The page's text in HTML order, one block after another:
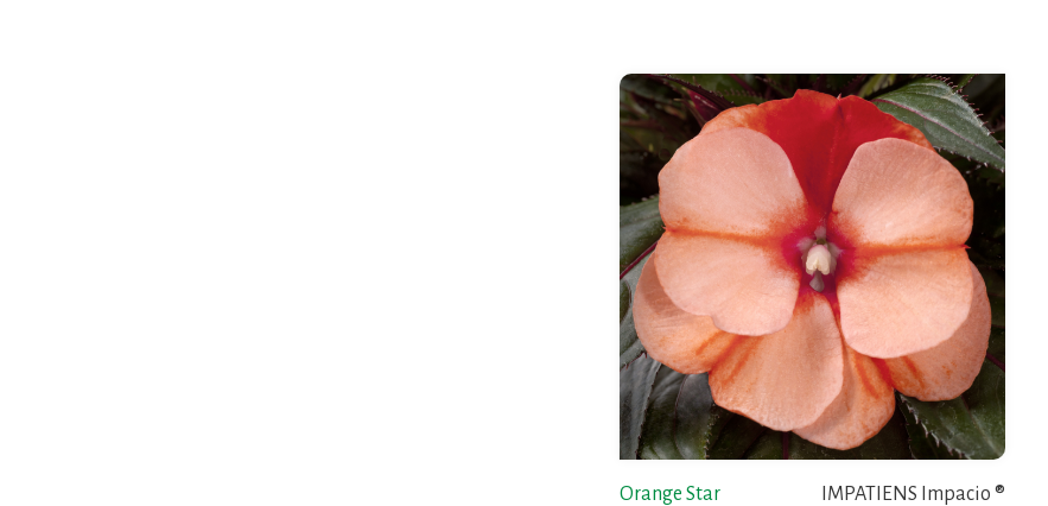
Orange Star IMPATIENS Impacio ®